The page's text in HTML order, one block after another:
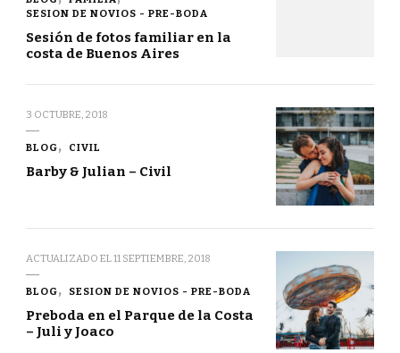
SESION DE NOVIOS - PRE-BODA
Sesión de fotos familiar en la
costa de Buenos Aires
3 OCTUBRE, 2018
BLOG CIVIL
Barby & Julian – Civil
ACTUALIZADO EL11 SEPTIEMBRE, 2018
BLOG SESION DE NOVIOS - PRE-BODA
Preboda en el Parque de la Costa
– Juli y Joaco